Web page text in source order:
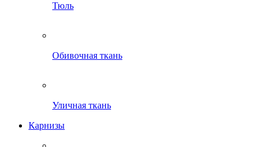
Тюль
Обивочная ткань
Уличная ткань
Карнизы